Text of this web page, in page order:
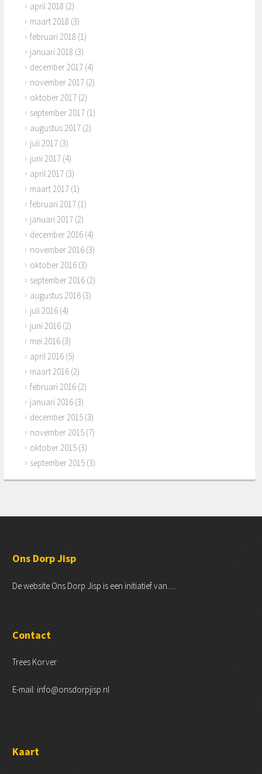
april 2018 (2)
maart 2018 (3)
februari 2018 (1)
januari 2018 (3)
december 2017 (4)
november 2017 (2)
oktober 2017 (2)
september 2017 (1)
augustus 2017 (2)
juli 2017 (3)
juni 2017 (4)
april 2017 (3)
maart 2017 (1)
februari 2017 (1)
januari 2017 (2)
december 2016 (4)
november 2016 (3)
oktober 2016 (3)
september 2016 (2)
augustus 2016 (3)
juli 2016 (4)
juni 2016 (2)
mei 2016 (3)
april 2016 (5)
maart 2016 (2)
februari 2016 (2)
januari 2016 (3)
december 2015 (3)
november 2015 (7)
oktober 2015 (3)
september 2015 (3)
Ons Dorp Jisp
De website Ons Dorp Jisp is een initiatief van.....
Contact
Trees Korver
E-mail: info@onsdorpjisp.nl
Kaart